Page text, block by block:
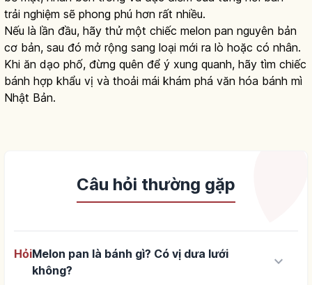
trải nghiệm sẽ phong phú hơn rất nhiều.
Nếu là lần đầu, hãy thử một chiếc melon pan nguyên bản
cơ bản, sau đó mở rộng sang loại mới ra lò hoặc có nhân.
Khi ăn dạo phố, đừng quên để ý xung quanh, hãy tìm chiếc
bánh hợp khẩu vị và thoải mái khám phá văn hóa bánh mì
Nhật Bản.
Câu hỏi thường gặp
HỏiMelon pan là bánh gì? Có vị dưa lưới
không?
keyboard_arrow_down